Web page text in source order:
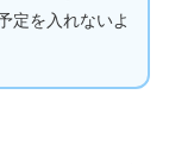
定を入れないよ